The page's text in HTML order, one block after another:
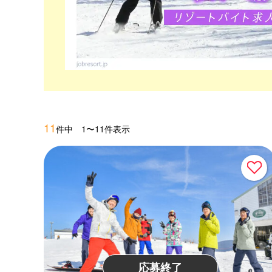
11件中 1〜11件表示
応募終了